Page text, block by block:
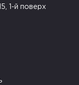
1-й поверх